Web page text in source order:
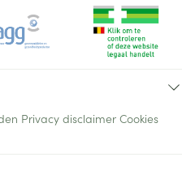
Privacy disclaimer Cookies